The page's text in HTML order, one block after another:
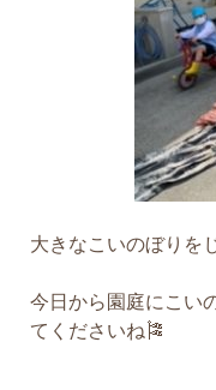
大きなこいのぼりを
今日から園庭にこい
てくださいね🎏